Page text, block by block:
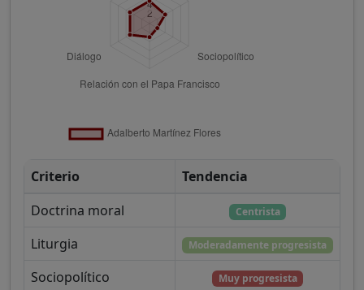
Criterio
Tendencia
Doctrina moral
Centrista
Liturgia Moderadamente progresista
Sociopolítico Muy progresista